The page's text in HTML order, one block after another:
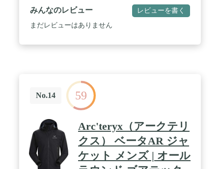
ース生地、ストレッチ、暖かさ、通気性に優れてい
ます。 耐久性を提供。
みんなのレビュー レビューを書く
まだレビューはありません
No.14 59
Arc'teryx（アークテリ
クス） ベータAR ジャ
ケット メンズ | オール